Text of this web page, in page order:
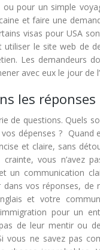
pour un simple
et faire une
visas pour USA
utiliser le site web de
Les demandeurs
avec eux le jour
les réponses
de questions. Quels
dépenses ?
et claire, sans
crainte, vous n’avez
un communication
vos réponses,
et votre
pour un
pas de leur mentir ou
vous ne savez pas